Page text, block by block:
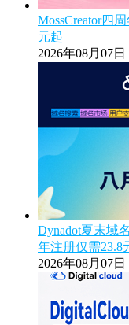
MossCreator四
元起
2026年08月07日
Dynadot夏末域
年注册仅需23.8
2026年08月07日